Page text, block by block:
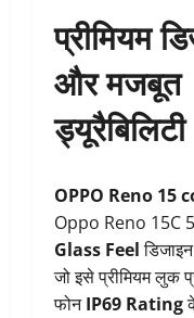
प्रीमियम
और मजबूत
ड्यूरैबिलिटी
OPPO Reno 15
Oppo Reno 15C
Glass Feelडिजाइन
जो इसे प्रीमियम लुक
फोनIP69 Rating